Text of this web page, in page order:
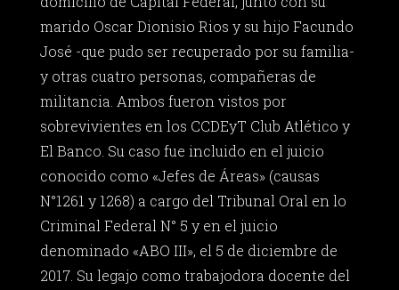
marido Oscar Dionisio Rios y su hijo Facundo
José -que pudo ser recuperado por su familia-
y otras cuatro personas, compañeras de
militancia. Ambos fueron vistos por
sobrevivientes en los CCDEyT Club Atlético y
El Banco. Su caso fue incluido en el juicio
conocido como «Jefes de Áreas» (causas
N°1261 y 1268) a cargo del Tribunal Oral en lo
Criminal Federal N° 5 y en el juicio
denominado «ABO III», el 5 de diciembre de
2017. Su legajo como trabajodora docente del